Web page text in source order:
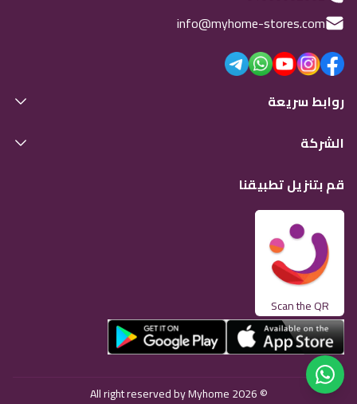
info@myhome-stores.com
روابط سريعة
الشركة
قم بتنزيل تطبيقنا
Scan the QR
© 2026 All right reserved by Myhome